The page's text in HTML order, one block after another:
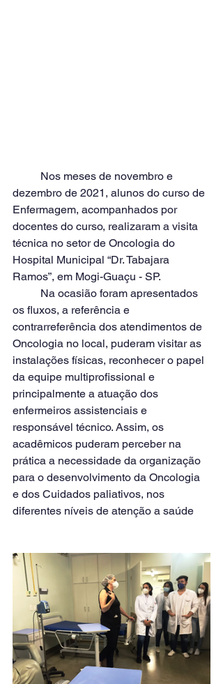
dezembro de 2021, alunos do curso de
Enfermagem, acompanhados por
docentes do curso, realizaram a visita
técnica no setor de Oncologia do
Hospital Municipal “Dr. Tabajara
Ramos”, em Mogi-Guaçu - SP.
os fluxos, a referência e
contrarreferência dos atendimentos de
Oncologia no local, puderam visitar as
instalações físicas, reconhecer o papel
da equipe multiprofissional e
principalmente a atuação dos
enfermeiros assistenciais e
responsável técnico. Assim, os
acadêmicos puderam perceber na
prática a necessidade da organização
para o desenvolvimento da Oncologia
e dos Cuidados paliativos, nos
diferentes níveis de atenção a saúde